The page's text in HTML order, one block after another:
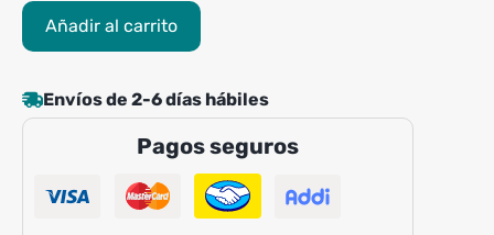
Dual
Flexion
Extension
Triceps
Añadir al carrito
Envíos de 2-6 días hábiles
Pagos seguros